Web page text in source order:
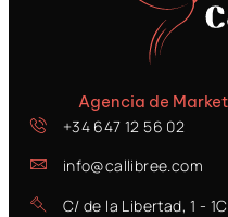
Agencia de
+34 647 12 56 02
info@callibree.com
C/ de la Libertad, 1 -